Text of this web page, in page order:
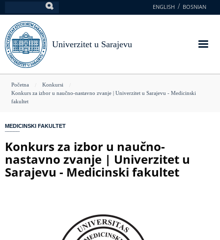
na
glavni
sadržaj
ENGLISH BOSNIAN
Univerzitet u Sarajevu
You
are
Početna
Konkursi
Konkurs za izbor u naučno-nastavno zvanje | Univerzitet u Sarajevu - Medicinski
fakultet
MEDICINSKI FAKULTET
Konkurs za izbor u naučno-
nastavno zvanje | Univerzitet u
Sarajevu - Medicinski fakultet